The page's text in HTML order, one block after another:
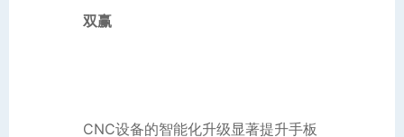
双赢
CNC设备的智能化升级显著提升手板